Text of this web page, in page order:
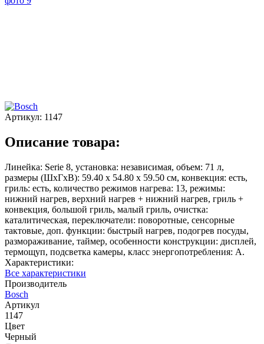
Артикул: 1147
Описание товара:
Линейка: Serie 8, установка: независимая, объем: 71 л,
размеры (ШхГхВ): 59.40 х 54.80 х 59.50 см, конвекция: есть,
гриль: есть, количество режимов нагрева: 13, режимы:
нижний нагрев, верхний нагрев + нижний нагрев, гриль +
конвекция, большой гриль, малый гриль, очистка:
каталитическая, переключатели: поворотные, сенсорные
тактовые, доп. функции: быстрый нагрев, подогрев посуды,
размораживание, таймер, особенности конструкции: дисплей,
термощуп, подсветка камеры, класс энергопотребления: A.
Характеристики:
Все характеристики
Производитель
Bosch
Артикул
1147
Цвет
Черный